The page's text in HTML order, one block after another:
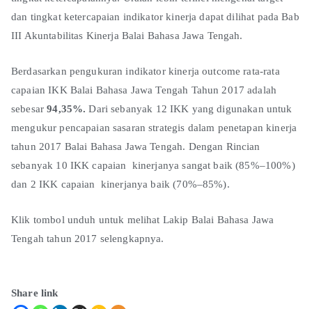
dan tingkat ketercapaian indikator kinerja dapat dilihat pada Bab
III Akuntabilitas Kinerja Balai Bahasa Jawa Tengah.
Berdasarkan pengukuran indikator kinerja outcome rata-rata
capaian IKK Balai Bahasa Jawa Tengah Tahun 2017 adalah
sebesar94,35%.Dari sebanyak 12 IKK yang digunakan untuk
mengukur pencapaian sasaran strategis dalam penetapan kinerja
tahun 2017 Balai Bahasa Jawa Tengah. Dengan Rincian
sebanyak 10 IKK capaian kinerjanya sangat baik (85%–100%)
dan 2 IKK capaian kinerjanya baik (70%–85%).
Klik tombol unduh untuk melihat Lakip Balai Bahasa Jawa
Tengah tahun 2017 selengkapnya.
Share link